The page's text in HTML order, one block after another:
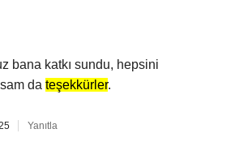
bana katkı sundu, hepsini
da teşekkürler.
Yanıtla